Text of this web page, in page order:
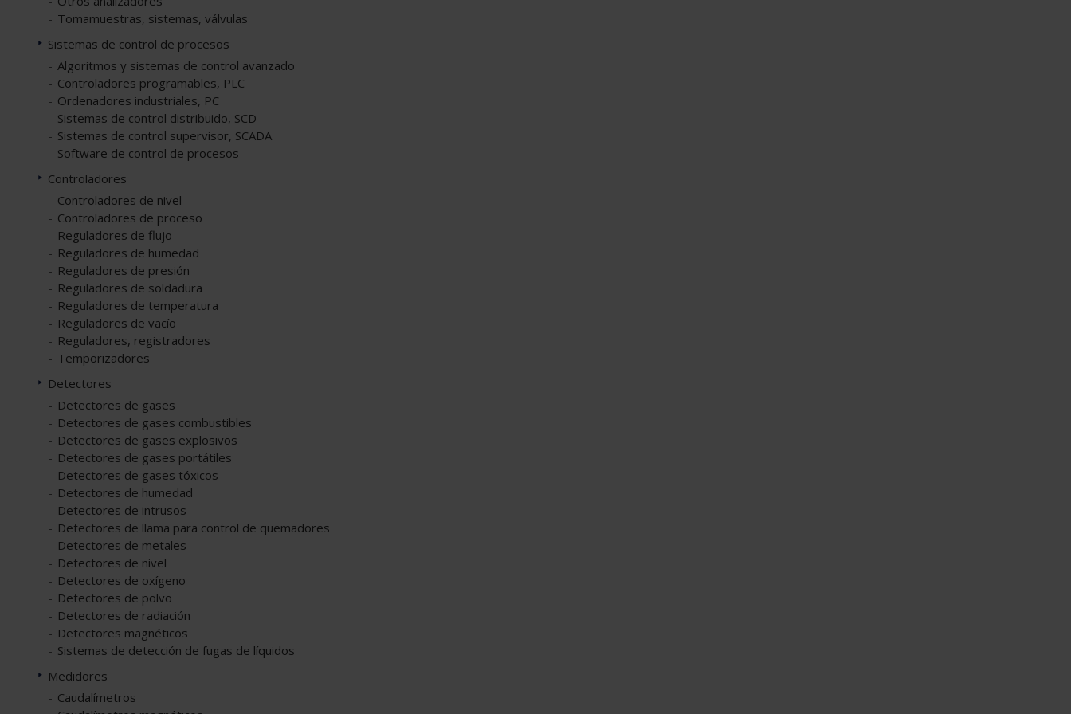
Tomamuestras, sistemas, válvulas
Sistemas de control de procesos
Algoritmos y sistemas de control avanzado
Controladores programables, PLC
Ordenadores industriales, PC
Sistemas de control distribuido, SCD
Sistemas de control supervisor, SCADA
Software de control de procesos
Controladores
Controladores de nivel
Controladores de proceso
Reguladores de flujo
Reguladores de humedad
Reguladores de presión
Reguladores de soldadura
Reguladores de temperatura
Reguladores de vacío
Reguladores, registradores
Temporizadores
Detectores
Detectores de gases
Detectores de gases combustibles
Detectores de gases explosivos
Detectores de gases portátiles
Detectores de gases tóxicos
Detectores de humedad
Detectores de intrusos
Detectores de llama para control de quemadores
Detectores de metales
Detectores de nivel
Detectores de oxígeno
Detectores de polvo
Detectores de radiación
Detectores magnéticos
Sistemas de detección de fugas de líquidos
Medidores
Caudalímetros